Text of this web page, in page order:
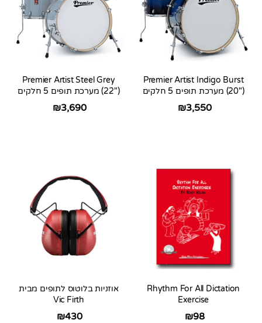
Premier Artist Indigo Burst
(20″) מערכת תופים 5 חלקים
₪3,550
Premier Artist Steel Grey
(22″) מערכת תופים 5 חלקים
₪3,690
Rhythm For All Dictation
Exercise
₪98
אוזניות בלוטוס לתופים מבית
Vic Firth
₪430